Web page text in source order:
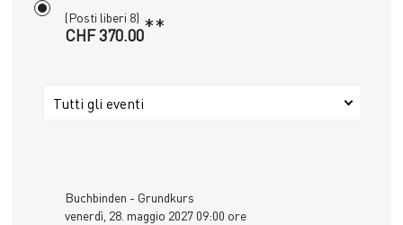
(Posti liberi 8)
CHF 370.00**
Tutti gli eventi
Buchbinden - Grundkurs
venerdì, 28. maggio 2027 09:00 ore